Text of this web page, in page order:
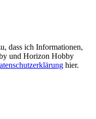
dass ich Informationen,
und Horizon Hobby
hier.